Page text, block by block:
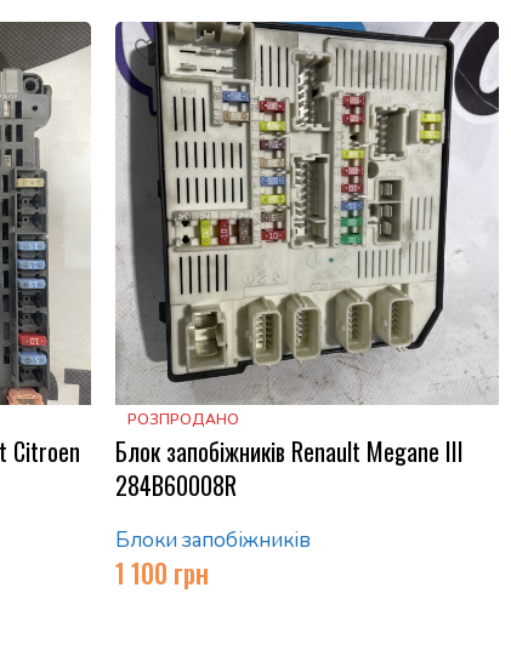
Citroen
РОЗПРОДАНО
Блок запобіжників Renault Megane III
284B60008R
Блоки запобіжників
1 100 грн